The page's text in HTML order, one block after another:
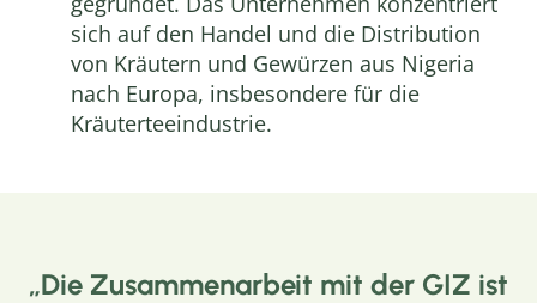
sich auf den Handel und die Distribution
von Kräutern und Gewürzen aus Nigeria
nach Europa, insbesondere für die
Kräuterteeindustrie.
Die Zusammenarbeit mit der GIZ ist